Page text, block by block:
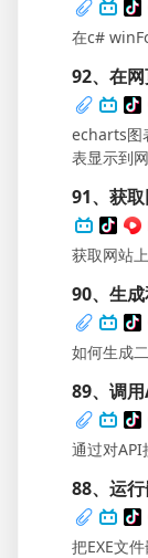
在c#
92、在
echarts图
表显示到
91、获
获取网站
90、生
如何生成
89、调
通过对API
88、运
把EXE文